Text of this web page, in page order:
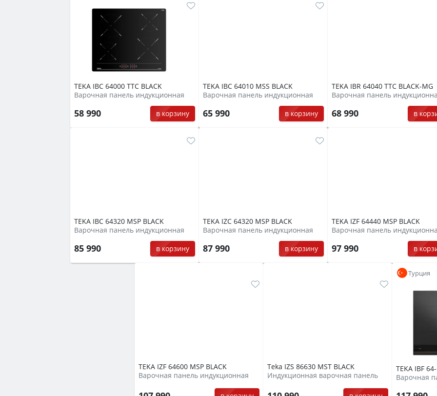
TEKA IBC 64000 TTC BLACK
Варочная панель индукционная
58 990 в корзину
TEKA IBC 64010 MSS BLACK
Варочная панель индукционная
65 990 в корзину
TEKA IBR 64040 TTC BLACK-MG
Варочная панель
68 990 в
TEKA IBC 64320 MSP BLACK
Варочная панель индукционная
85 990 в корзину
TEKA IZC 64320 MSP BLACK
Варочная панель индукционная
87 990 в корзину
TEKA IZF 64440 MSP BLACK
Варочная панель
97 990 в
TEKA IZF 64600 MSP BLACK
Варочная панель индукционная
Teka IZS 86630 MST BLACK
Индукционная варочная панель
Турция
TEKA IBF
Варочная